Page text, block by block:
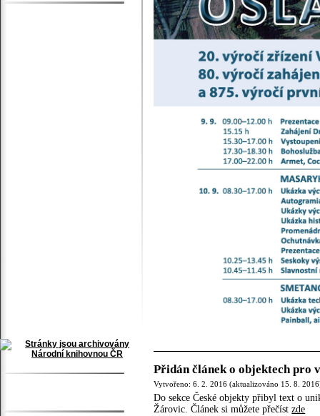
Přidán článek o objektech pro
Vytvořeno: 6. 2. 2016 (aktualizováno 15. 8.
Do sekce České objekty přibyl text o
Žárovic. Článek si můžete přečístzde